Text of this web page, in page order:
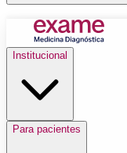
Institucional
Para pacientes